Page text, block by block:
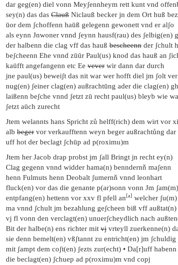
dar geg(en) diel vonn Meyʃennheym rett kunt vnd
sey(n) das das Clauß Niclauß becker jn dem Ort huß
ūor dem ʃchoffenn haūß gelegenn gewonett vnd er alʃo
als eynn Jnwoner vnnd ʃeynn hausf(rau) des ʃelbig(en)
der halbenn die clag vff das hauß bescheenn der ʃchult
beʃcheenn Ehe vnnd zūūr Paul(us) knod das hauß an
kaūfft angefangenn etc Ee vever wir dann dar durch
jne paul(us) beweiʃt das nit war wer hofft diel jm ʃolt ver
nug(en) ʃeiner clag(en) außrachtūng ader die clag(en)
laißenn beʃche vnnd ʃetzt zū recht paul(us) bleyb wie
ʃetzt aūch zurecht
Jtem welannts hans Spricht zů helff(rich) dem wirt vor
alb beger vor verkaufftenn weyn beger außrachtůng dar
uff hot der beclagt ʃchūp ad p(roximu)m
Jtem her Jacob drap probst jm ʃall Bringt jn recht ey(n)
Clag gegenn vnnd widder hama(n) benndernň maʃenn
henn Fulmuts henn Deobalt ʃumernň vnnd leonhart
fluck(en) vor das die genante p(ar)sonn vonn Jm
entpfang(en) hettenn vor xxv fl pfell an[a] welcher ʃu(m)
ma vnnd ʃchult jm bezahlung geʃcheen biß vff außtat(n)
vj fl vonn den verclagt(en) unuerʃcheydlich nach
Bit der halbe(n) ens richter mit vj vrteyll zuerkenne(n)
sie denn bemelt(en) vßʃtannt zu entricht(en) jm ʃchuldig
mit ʃampt dem coʃt(en) ʃezts zur(echt) • Da[r]uff habenn
die beclagt(en) ʃchuep ad p(roximu)m vnd copj